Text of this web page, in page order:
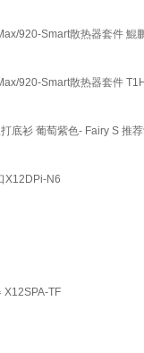
920-Smart散热器套件 鯤
920-Smart散热器套件
底衫 葡萄紫色- Fairy S 推
X12DPi-N6
X12SPA-TF